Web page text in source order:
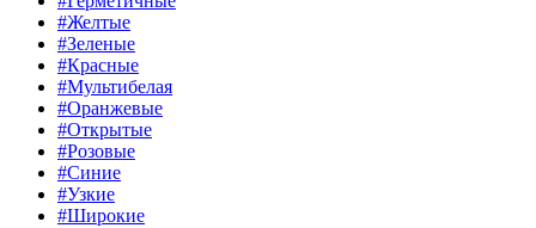
#Желтые
#Зеленые
#Красные
#Мультибелая
#Оранжевые
#Открытые
#Розовые
#Синие
#Узкие
#Широкие